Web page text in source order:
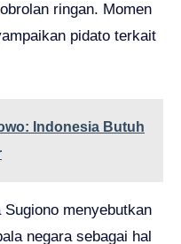
ringan. Momen
pidato terkait
Indonesia Butuh
menyebutkan
negara sebagai hal